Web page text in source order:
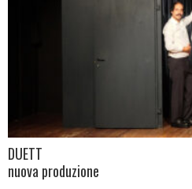
DUETT
nuova produzione